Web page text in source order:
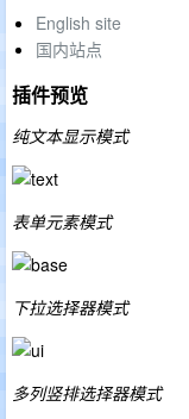
English site
国内站点
插件预览
纯文本显示模式
表单元素模式
下拉选择器模式
多列竖排选择器模式